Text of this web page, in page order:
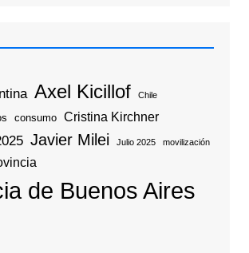
Axel Kicillof Chile
consumo Cristina Kirchner
Javier Milei Julio 2025 movilización
de Buenos Aires